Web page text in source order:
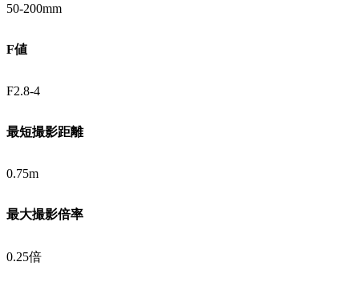
50-200mm
F値
F2.8-4
最短撮影距離
0.75m
最大撮影倍率
0.25倍